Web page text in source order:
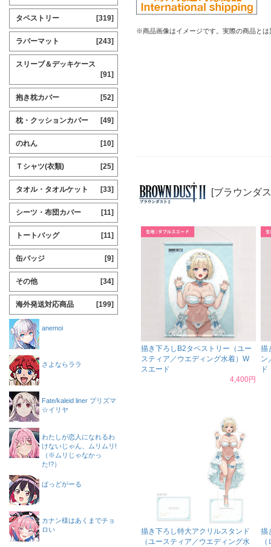
※商品画像はイメージです。実際の商品と
[ブラウンダ
描き下ろしB2タペストリー（ユー
スティア／ウエディング水着）W
スエード
4,400円
描
ン
ド
描き下ろし特大アクリルスタンド
（ユースティア／ウエディング水
描
タペストリー [319]
ラバーマット [243]
スリーブ＆デッキケース
[91]
抱き枕カバー [52]
枕・クッションカバー [49]
のれん [10]
Ｔシャツ(衣類) [25]
タオル・タオルケット [33]
シーツ・布団カバー [11]
トートバッグ [11]
缶バッジ [9]
その他 [34]
海外発送対応商品 [199]
anemoi
さよならララ
Fate/kaleid liner プリズマ
☆イリヤ
わたしが恋人になれるわ
けないじゃん、ムリムリ!
（※ムリじゃなかっ
た!?）
ばっどがーる
カナン様はあくまでチョ
ロい